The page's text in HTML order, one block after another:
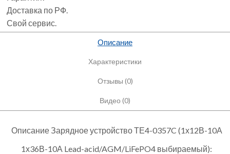
Доставка по РФ.
Свой сервис.
Описание
Характеристики
Отзывы (0)
Видео (0)
Описание Зарядное устройство ТЕ4-0357C (1х12В-10А
1х36В-10А Lead-acid/AGM/LiFePO4 выбираемый):